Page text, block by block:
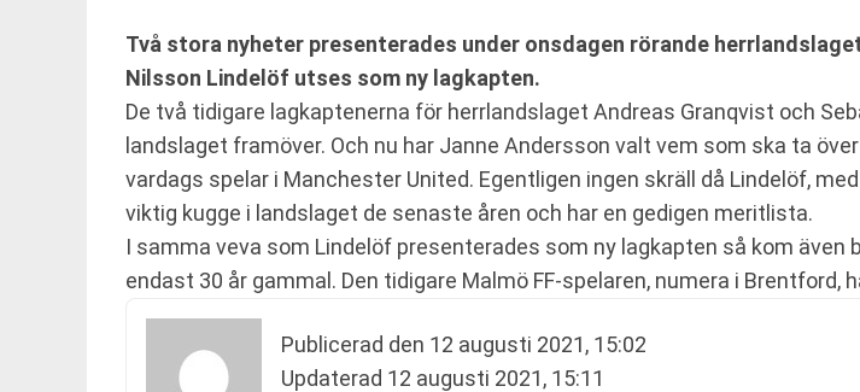
Två stora nyheter presenterades under onsdagen rörande
Nilsson Lindelöf utses som ny lagkapten.
De två tidigare lagkaptenerna för herrlandslaget Andreas Granqvist och
landslaget framöver. Och nu har Janne Andersson valt vem som ska ta
vardags spelar i Manchester United. Egentligen ingen skräll då Lindelöf,
viktig kugge i landslaget de senaste åren och har en gedigen meritlista.
I samma veva som Lindelöf presenterades som ny lagkapten så kom
endast 30 år gammal. Den tidigare Malmö FF-spelaren, numera i
Publicerad den 12 augusti 2021, 15:02
Updaterad 12 augusti 2021, 15:11